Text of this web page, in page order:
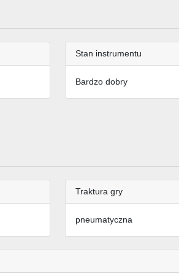
Stan instrumentu
Bardzo dobry
Traktura gry
pneumatyczna